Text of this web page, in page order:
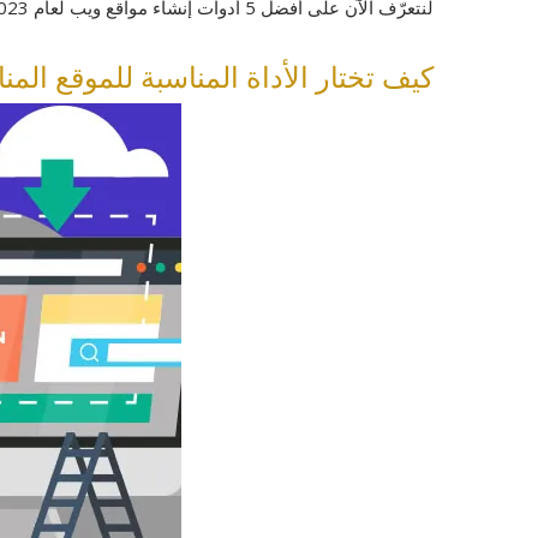
لنتعرّف الآن على أفضل 5 أدوات إنشاء مواقع ويب لعام 2023 وسوف تنتهي من هذا المقال وأنت على دراية تامّة بالأداة المناسبة لك.
كيف تختار الأداة المناسبة للموقع